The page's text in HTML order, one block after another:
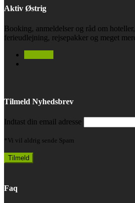
Aktiv Østrig
Booking, anmeldelser og råd om
ferieudlejning, rejsepakker og meget
Tilmeld Nyhedsbrev
Indtast din email adresse
*Vi vil aldrig sende Spam
Faq